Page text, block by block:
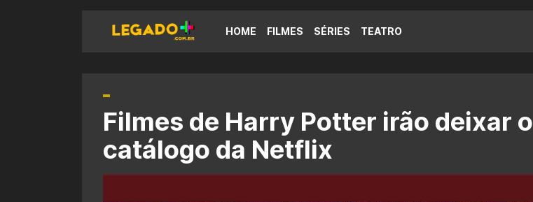
HOME FILMES SÉRIES TEATRO
Filmes de Harry Potter irão deixar o
catálogo da Netflix